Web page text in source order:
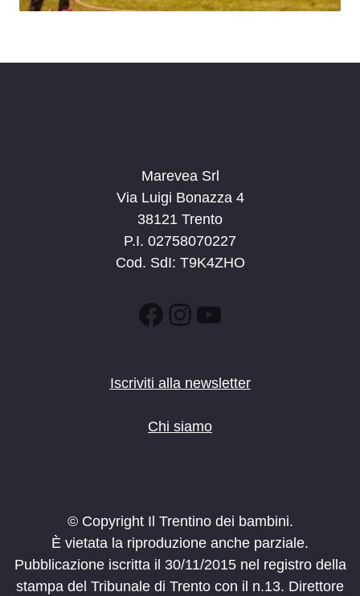
Marevea Srl
Via Luigi Bonazza 4
38121 Trento
P.I. 02758070227
Cod. SdI: T9K4ZHO
Facebook
Instagram
YouTube
Iscriviti alla newsletter
Chi siamo
© Copyright Il Trentino dei bambini.
È vietata la riproduzione anche parziale.
Pubblicazione iscritta il 30/11/2015 nel registro della
stampa del Tribunale di Trento con il n.13. Direttore